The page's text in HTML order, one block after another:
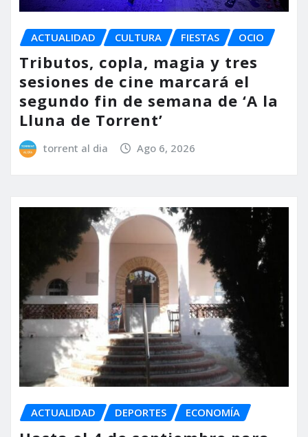
ACTUALIDAD CULTURA FIESTAS OCIO
Tributos, copla, magia y tres
sesiones de cine marcará el
segundo fin de semana de ‘A la
Lluna de Torrent’
torrent al dia Ago 6, 2026
ACTUALIDAD DEPORTES ECONOMÍA